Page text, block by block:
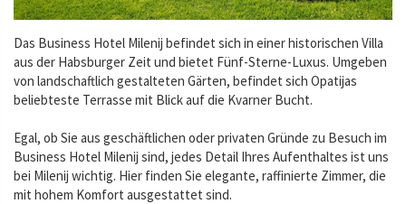
Das Business Hotel Milenij befindet sich in einer historischen Villa
aus der Habsburger Zeit und bietet Fünf-Sterne-Luxus. Umgeben
von landschaftlich gestalteten Gärten, befindet sich Opatijas
beliebteste Terrasse mit Blick auf die Kvarner Bucht.
Egal, ob Sie aus geschäftlichen oder privaten Gründe zu Besuch im
Business Hotel Milenij sind, jedes Detail Ihres Aufenthaltes ist uns
bei Milenij wichtig. Hier finden Sie elegante, raffinierte Zimmer, die
mit hohem Komfort ausgestattet sind.